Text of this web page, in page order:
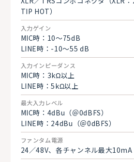
TIP HOT）
入力ゲイン
MIC時：10～75dB
LINE時：-10～55 dB
入力インピーダンス
MIC時：3kΩ以上
LINE時：5kΩ以上
最大入力レベル
MIC時：4dBu（＠0dBFS）
LINE時：24dBu（＠0dBFS）
ファンタム電源
24／48V、各チャンネル最大10mA